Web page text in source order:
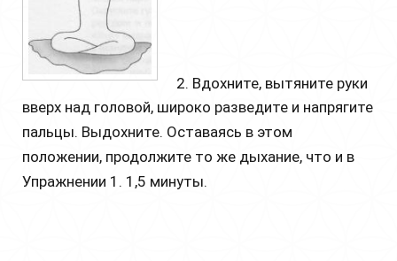
2. Вдохните, вытяните руки
вверх над головой, широко разведите и напрягите
пальцы. Выдохните. Оставаясь в этом
положении, продолжите то же дыхание, что и в
Упражнении 1. 1,5 минуты.